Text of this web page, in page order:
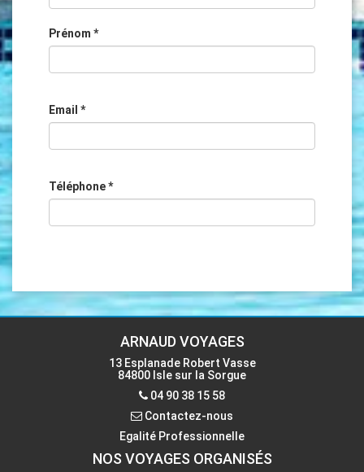
Prénom *
Email *
Téléphone*
ARNAUD VOYAGES
13 Esplanade Robert Vasse
84800 Isle sur la Sorgue
04 90 38 15 58
Contactez-nous
Egalité Professionnelle
NOS VOYAGES ORGANISÉS